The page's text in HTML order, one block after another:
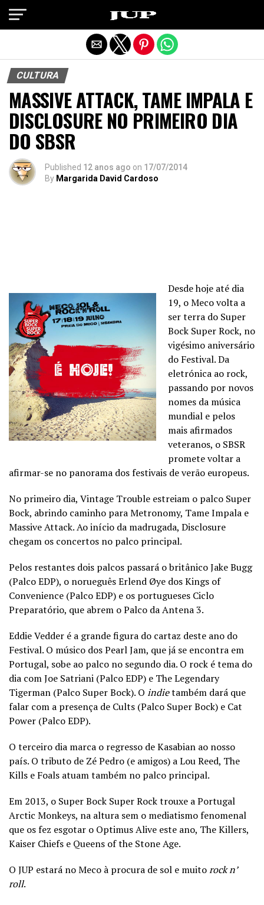
CULTURA
MASSIVE ATTACK, TAME IMPALA E
DISCLOSURE NO PRIMEIRO DIA
DO SBSR
Published 12 anos ago on 17/07/2014
By Margarida David Cardoso
Desde hoje até dia
19, o Meco volta a
ser terra do Super
Bock Super Rock, no
vigésimo aniversário
do Festival. Da
eletrónica ao rock,
passando por novos
nomes da música
mundial e pelos
mais afirmados
veteranos, o SBSR
promete voltar a
afirmar-se no panorama dos festivais de verão europeus.
No primeiro dia, Vintage Trouble estreiam o palco Super
Bock, abrindo caminho para Metronomy, Tame Impala e
Massive Attack. Ao início da madrugada, Disclosure
chegam os concertos no palco principal.
Pelos restantes dois palcos passará o britânico Jake Bugg
(Palco EDP), o norueguês Erlend Øye dos Kings of
Convenience (Palco EDP) e os portugueses Ciclo
Preparatório, que abrem o Palco da Antena 3.
Eddie Vedder é a grande figura do cartaz deste ano do
Festival. O músico dos Pearl Jam, que já se encontra em
Portugal, sobe ao palco no segundo dia. O rock é tema do
dia com Joe Satriani (Palco EDP) e The Legendary
Tigerman (Palco Super Bock). O indietambém dará que
falar com a presença de Cults (Palco Super Bock) e Cat
Power (Palco EDP).
O terceiro dia marca o regresso de Kasabian ao nosso
país. O tributo de Zé Pedro (e amigos) a Lou Reed, The
Kills e Foals atuam também no palco principal.
Em 2013, o Super Bock Super Rock trouxe a Portugal
Arctic Monkeys, na altura sem o mediatismo fenomenal
que os fez esgotar o Optimus Alive este ano, The Killers,
Kaiser Chiefs e Queens of the Stone Age.
O JUP estará no Meco à procura de sol e muitorock n’
roll.
Exit mobile version